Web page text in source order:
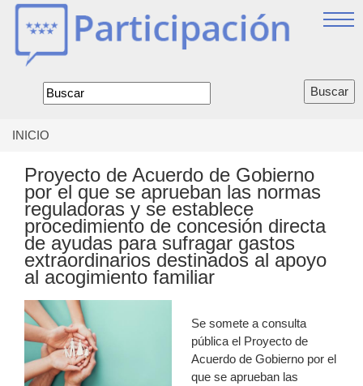
Jump
Formulario
de
encuentra
usted
aquí
INICIO
Proyecto de Acuerdo de Gobierno
por el que se aprueban las normas
reguladoras y se establece
procedimiento de concesión directa
de ayudas para sufragar gastos
extraordinarios destinados al apoyo
al acogimiento familiar
Se somete a consulta
pública el Proyecto de
Acuerdo de Gobierno por el
que se aprueban las